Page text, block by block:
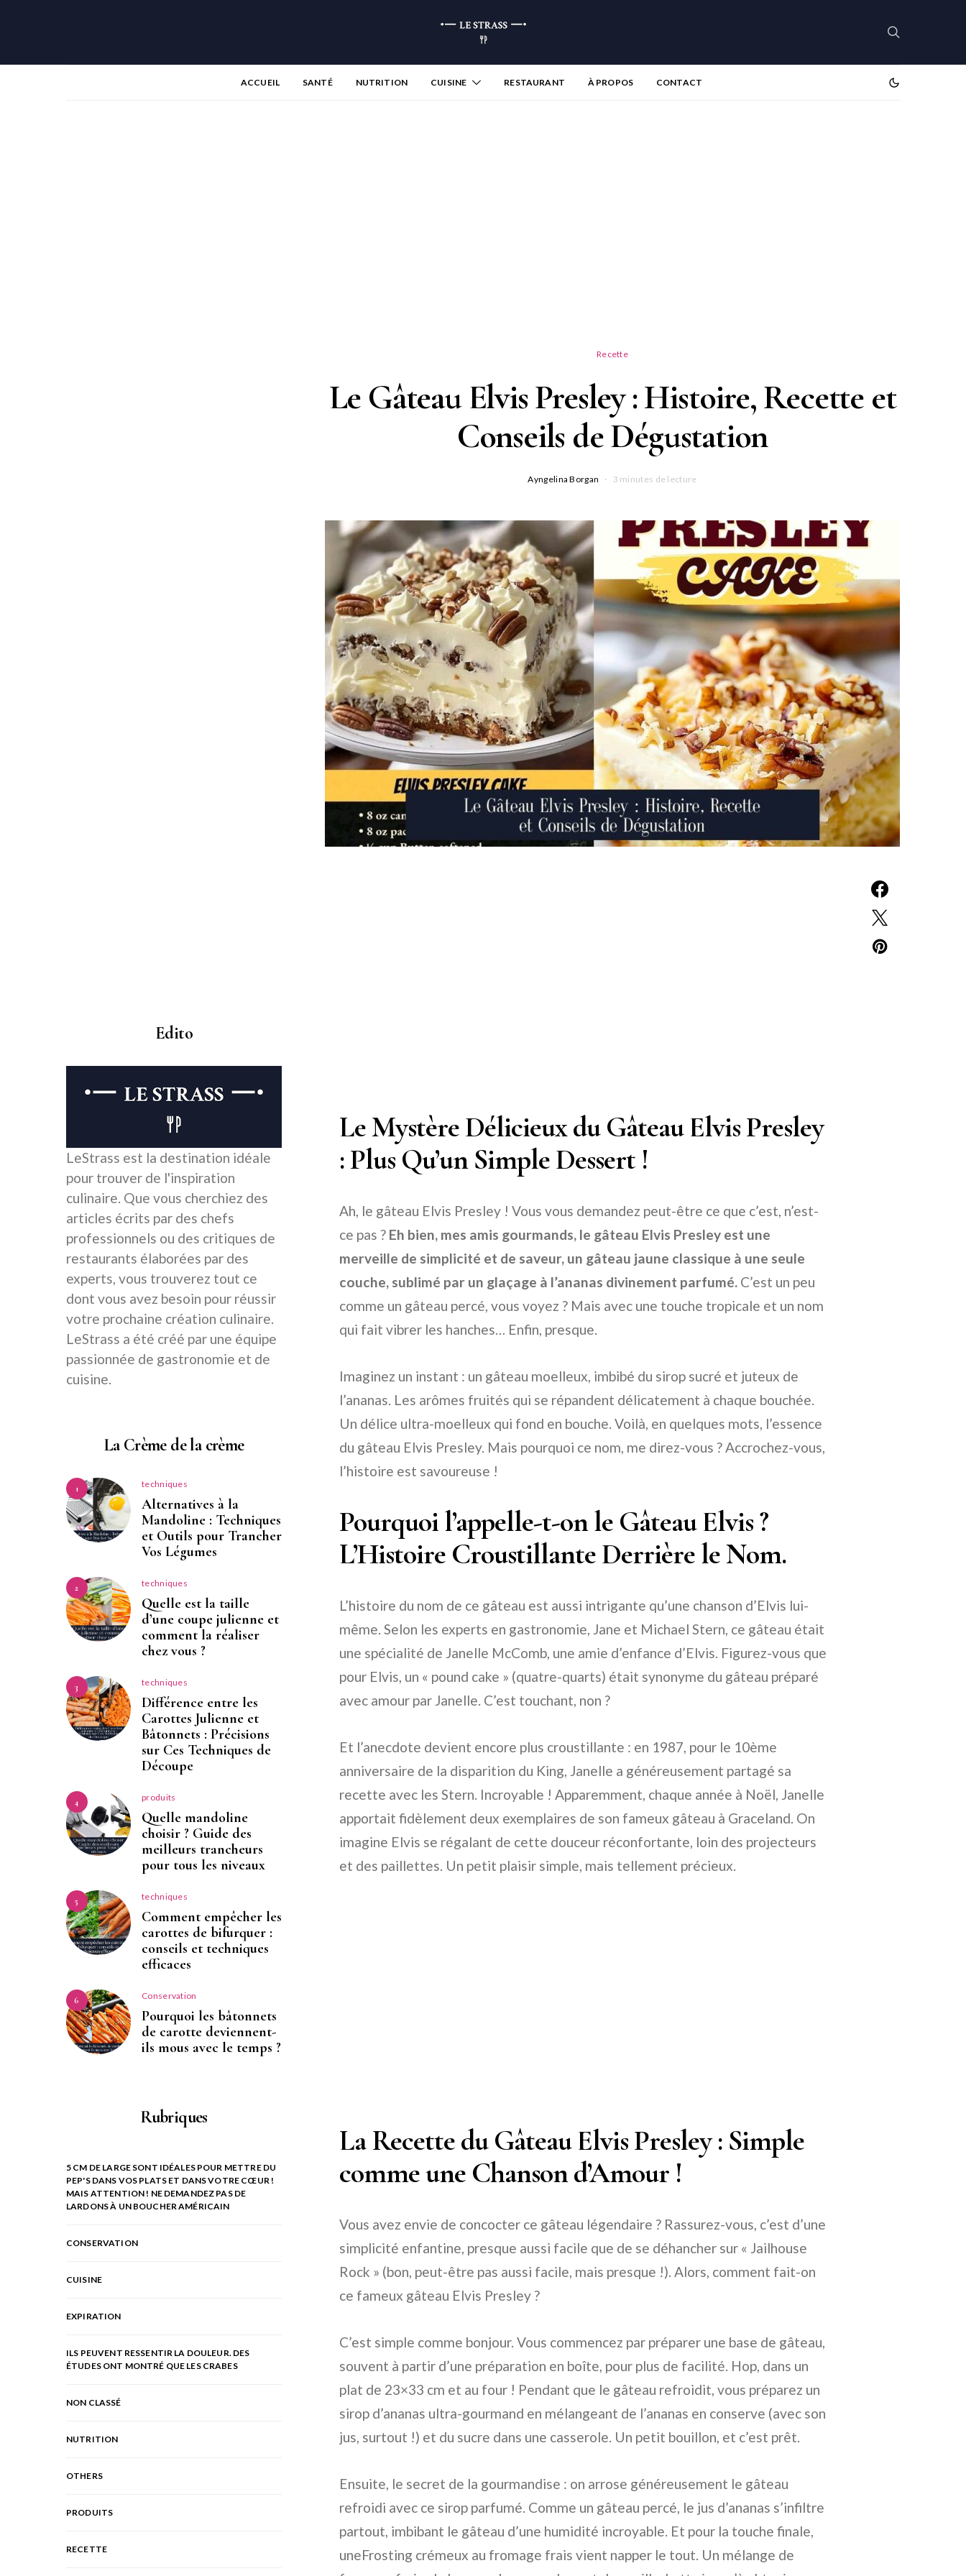
ACCUEIL SANTÉ NUTRITION CUISINE RESTAURANT À PROPOS CONTACT
Recette
Le Gâteau Elvis Presley : Histoire, Recette et
Conseils de Dégustation
Ayngelina Borgan 3 minutes de lecture
Le Mystère Délicieux du Gâteau Elvis Presley
: Plus Qu’un Simple Dessert !
Ah, le gâteau Elvis Presley ! Vous vous demandez peut-être ce que c’est, n’est-
ce pas ? Eh bien, mes amis gourmands, le gâteau Elvis Presley est une
merveille de simplicité et de saveur, un gâteau jaune classique à une seule
couche, sublimé par un glaçage à l’ananas divinement parfumé. C’est un peu
comme un gâteau percé, vous voyez ? Mais avec une touche tropicale et un nom
qui fait vibrer les hanches… Enfin, presque.
Imaginez un instant : un gâteau moelleux, imbibé du sirop sucré et juteux de
l’ananas. Les arômes fruités qui se répandent délicatement à chaque bouchée.
Un délice ultra-moelleux qui fond en bouche. Voilà, en quelques mots, l’essence
du gâteau Elvis Presley. Mais pourquoi ce nom, me direz-vous ? Accrochez-vous,
l’histoire est savoureuse !
Pourquoi l’appelle-t-on le Gâteau Elvis ?
L’Histoire Croustillante Derrière le Nom.
L’histoire du nom de ce gâteau est aussi intrigante qu’une chanson d’Elvis lui-
même. Selon les experts en gastronomie, Jane et Michael Stern, ce gâteau était
une spécialité de Janelle McComb, une amie d’enfance d’Elvis. Figurez-vous que
pour Elvis, un « pound cake » (quatre-quarts) était synonyme du gâteau préparé
avec amour par Janelle. C’est touchant, non ?
Et l’anecdote devient encore plus croustillante : en 1987, pour le 10ème
anniversaire de la disparition du King, Janelle a généreusement partagé sa
recette avec les Stern. Incroyable ! Apparemment, chaque année à Noël, Janelle
apportait fidèlement deux exemplaires de son fameux gâteau à Graceland. On
imagine Elvis se régalant de cette douceur réconfortante, loin des projecteurs
et des paillettes. Un petit plaisir simple, mais tellement précieux.
La Recette du Gâteau Elvis Presley : Simple
comme une Chanson d’Amour !
Vous avez envie de concocter ce gâteau légendaire ? Rassurez-vous, c’est d’une
simplicité enfantine, presque aussi facile que de se déhancher sur « Jailhouse
Rock » (bon, peut-être pas aussi facile, mais presque !). Alors, comment fait-on
ce fameux gâteau Elvis Presley ?
C’est simple comme bonjour. Vous commencez par préparer une base de gâteau,
souvent à partir d’une préparation en boîte, pour plus de facilité. Hop, dans un
plat de 23×33 cm et au four ! Pendant que le gâteau refroidit, vous préparez un
sirop d’ananas ultra-gourmand en mélangeant de l’ananas en conserve (avec son
jus, surtout !) et du sucre dans une casserole. Un petit bouillon, et c’est prêt.
Ensuite, le secret de la gourmandise : on arrose généreusement le gâteau
refroidi avec ce sirop parfumé. Comme un gâteau percé, le jus d’ananas s’infiltre
partout, imbibant le gâteau d’une humidité incroyable. Et pour la touche finale,
uneFrosting crémeux au fromage frais vient napper le tout. Un mélange de
Edito
LeStrass est la destination idéale
pour trouver de l'inspiration
culinaire. Que vous cherchiez des
articles écrits par des chefs
professionnels ou des critiques de
restaurants élaborées par des
experts, vous trouverez tout ce
dont vous avez besoin pour réussir
votre prochaine création culinaire.
LeStrass a été créé par une équipe
passionnée de gastronomie et de
cuisine.
La Crème de la crème
1 techniques
Alternatives à la
Mandoline : Techniques
et Outils pour Trancher
Vos Légumes
2 techniques
Quelle est la taille
d’une coupe julienne et
comment la réaliser
chez vous ?
3 techniques
Différence entre les
Carottes Julienne et
Bâtonnets : Précisions
sur Ces Techniques de
Découpe
4 produits
Quelle mandoline
choisir ? Guide des
meilleurs trancheurs
pour tous les niveaux
5 techniques
Comment empêcher les
carottes de bifurquer :
conseils et techniques
efficaces
6 Conservation
Pourquoi les bâtonnets
de carotte deviennent-
ils mous avec le temps ?
Rubriques
5 CM DE LARGE SONT IDÉALES POUR METTRE DU
PEP'S DANS VOS PLATS ET DANS VOTRE CŒUR !
MAIS ATTENTION ! NE DEMANDEZ PAS DE
LARDONS À UN BOUCHER AMÉRICAIN
CONSERVATION
CUISINE
EXPIRATION
ILS PEUVENT RESSENTIR LA DOULEUR. DES
ÉTUDES ONT MONTRÉ QUE LES CRABES
NON CLASSÉ
NUTRITION
OTHERS
PRODUITS
RECETTE